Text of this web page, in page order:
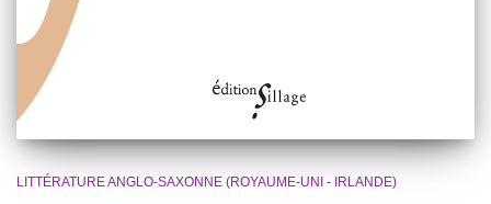
LITTÉRATURE ANGLO-SAXONNE (ROYAUME-UNI - IRLANDE)